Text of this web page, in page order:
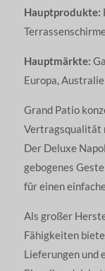
Hauptprodukte:
Hauptmärkte:
Europa,
Grand Patio
Vertragsqualität
Der Deluxe
gebogenes
für einen
Als großer
Fähigkeiten
Lieferungen und